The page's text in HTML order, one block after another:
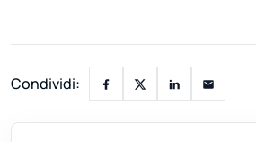
Condividi: